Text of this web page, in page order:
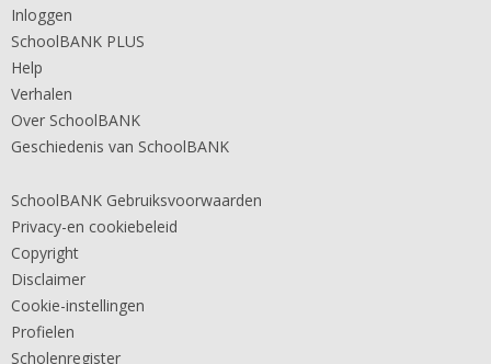
Inloggen
SchoolBANK PLUS
Help
Verhalen
Over SchoolBANK
Geschiedenis van SchoolBANK
SchoolBANK Gebruiksvoorwaarden
Privacy-en cookiebeleid
Copyright
Disclaimer
Cookie-instellingen
Profielen
Scholenregister